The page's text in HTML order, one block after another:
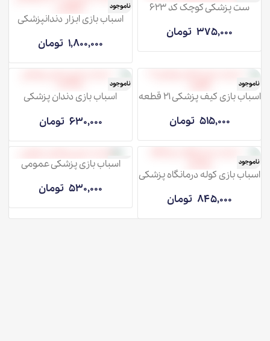
ناموجود
ست پزشکی کوچک کد 623
375,000 تومان
ناموجود
اسباب بازی ابزار دندانپزشکی
1,800,000 تومان
ناموجود
اسباب بازی کیف پزشکی 21 قطعه
515,000 تومان
ناموجود
اسباب بازی دندان پزشکی
630,000 تومان
ناموجود
اسباب بازی کوله درمانگاه پزشکی
845,000 تومان
ناموجود
اسباب بازی پزشکی عمومی
530,000 تومان